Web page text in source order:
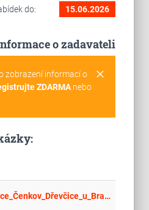
do: 15.06.2026
o zadavateli
clear
zobrazení informací o
ZDARMAnebo
STČ/182_PY_Čelákovice_Čenkov_Dřevčice_u_Brandýsa_nL_Horoušany_pozemky